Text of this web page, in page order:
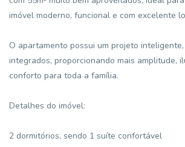
imóvel moderno, funcional e com excelente
O apartamento possui um projeto
integrados, proporcionando mais amplitude,
conforto para toda a família.
Detalhes do imóvel:
2 dormitórios, sendo 1 suíte confortável